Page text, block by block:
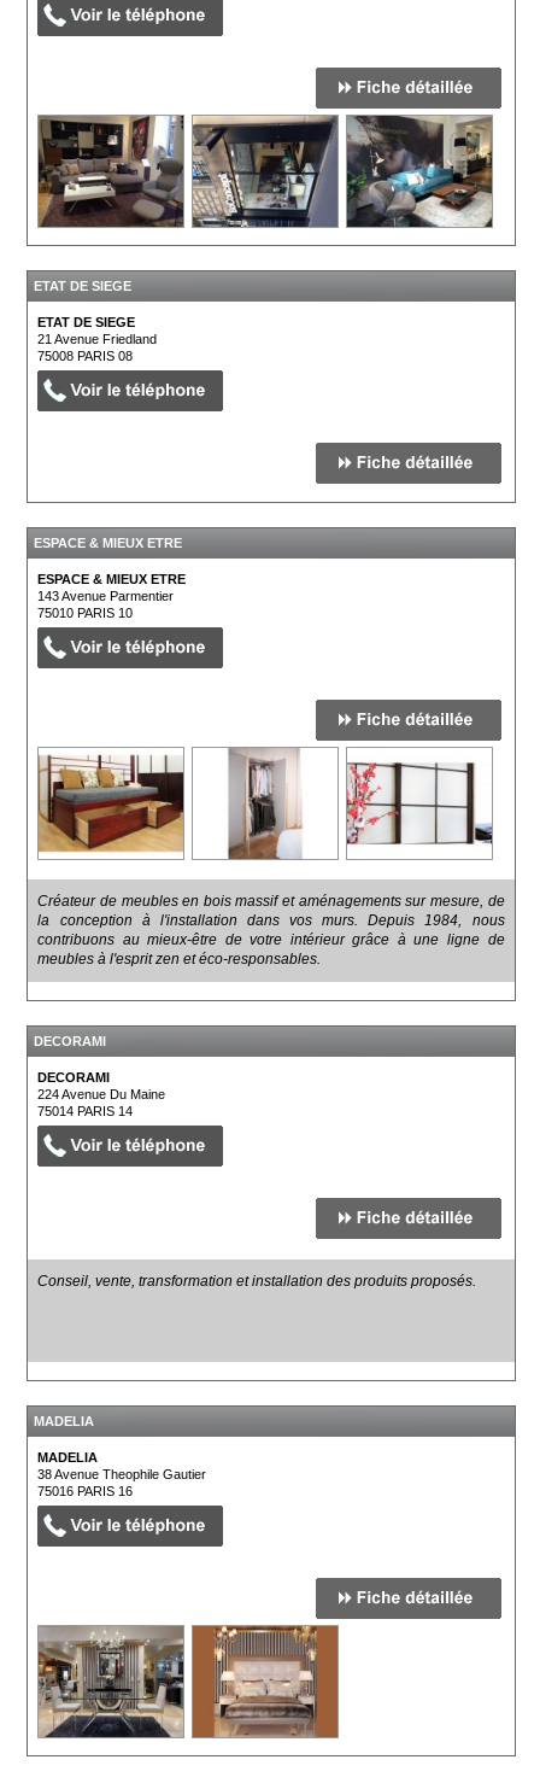
ETAT DE SIEGE
ETAT DE SIEGE
21 Avenue Friedland
75008PARIS 08
ESPACE & MIEUX ETRE
ESPACE & MIEUX ETRE
143 Avenue Parmentier
75010PARIS 10
Créateur de meubles en bois massif et aménagements sur mesure, de
la conception à l'installation dans vos murs. Depuis 1984, nous
contribuons au mieux-être de votre intérieur grâce à une ligne de
meubles à l'esprit zen et éco-responsables.
DECORAMI
DECORAMI
224 Avenue Du Maine
75014PARIS 14
Conseil, vente, transformation et installation des produits proposés.
MADELIA
MADELIA
38 Avenue Theophile Gautier
75016PARIS 16